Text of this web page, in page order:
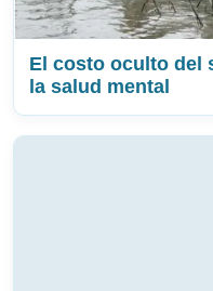
El costo oculto del
la salud mental